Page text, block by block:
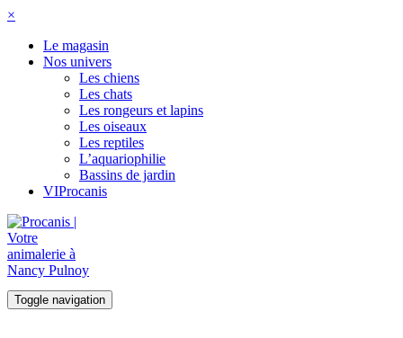
×
Le magasin
Nos univers
Les chiens
Les chats
Les rongeurs et lapins
Les oiseaux
Les reptiles
L’aquariophilie
Bassins de jardin
VIProcanis
Toggle navigation